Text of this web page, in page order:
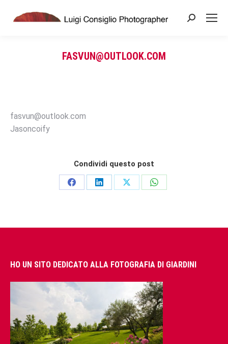
Search:
FASVUN@OUTLOOK.COM
fasvun@outlook.com
Jasoncoify
Condividi questo post
Share
Share
Share
Share
HO UN SITO DEDICATO ALLA FOTOGRAFIA DI GIARDINI